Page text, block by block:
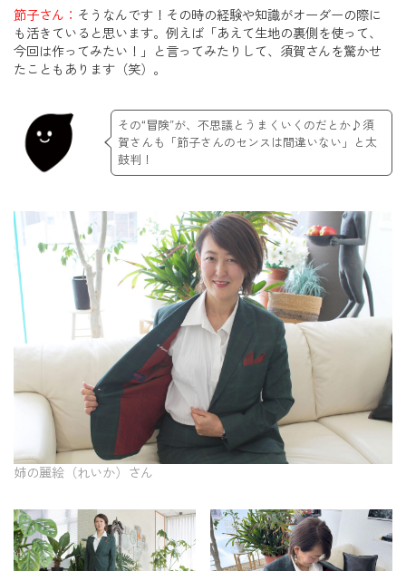
節子さん： そうなんです！その時の経験や知識がオーダーの際に
も活きていると思います。例えば「あえて生地の裏側を使って、
今回は作ってみたい！」と言ってみたりして、須賀さんを驚かせ
たこともあります（笑）。
その“冒険”が、不思議とうまくいくのだとか♪須
賀さんも「節子さんのセンスは間違いない」と太
鼓判！
姉の麗絵（れいか）さん